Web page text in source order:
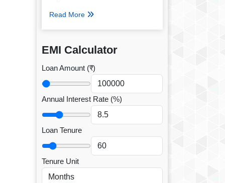
Read More
EMI Calculator
Loan Amount (₹)
Annual Interest Rate (%)
Loan Tenure
Tenure Unit